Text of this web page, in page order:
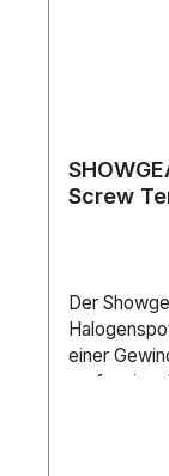
Screw
Der
einer